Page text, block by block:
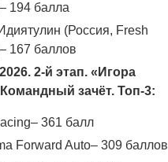
194 балла
(Россия, Fresh
167 баллов
2-й этап. «Игора
зачёт. Топ-3:
361 балл
Forward Auto– 309 баллов